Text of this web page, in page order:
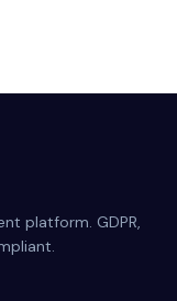
platform. GDPR,